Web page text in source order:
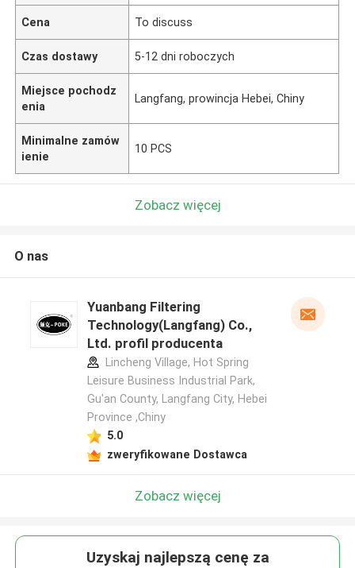
Cena To discuss
Czas dostawy 5-12 dni roboczych
Miejsce pochodz
enia
Langfang, prowincja Hebei, Chiny
Minimalne zamów
ienie
10 PCS
Zobacz więcej
O nas
Yuanbang Filtering
Technology(Langfang) Co.,
Ltd. profil producenta
Lincheng Village, Hot Spring
Leisure Business Industrial Park,
Gu'an County, Langfang City, Hebei
Province ,Chiny
5.0
zweryfikowane Dostawca
Zobacz więcej
Uzyskaj najlepszą cenę za